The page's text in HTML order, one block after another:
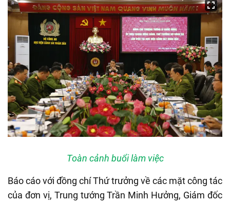
Toàn cảnh buổi làm việc
Báo cáo với đồng chí Thứ trưởng về các mặt công tác
của đơn vị, Trung tướng Trần Minh Hưởng, Giám đốc